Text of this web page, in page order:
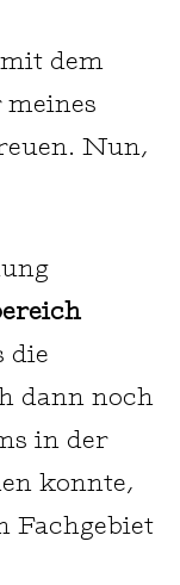
dem
meines
Nun,
die
dann noch
in der
konnte,
Fachgebiet